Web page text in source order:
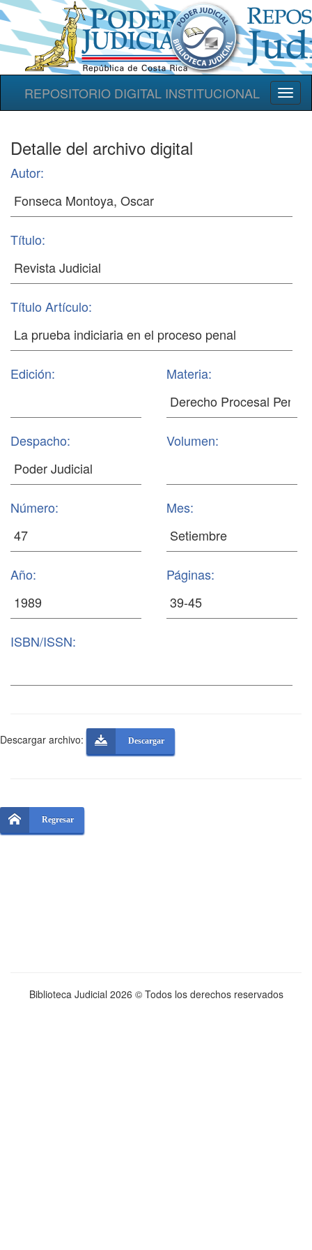
REPOSITORIO DIGITAL INSTITUCIONAL
Detalle del archivo digital
Autor:
Título:
Título Artículo:
Edición: Materia:
Despacho: Volumen:
Número: Mes:
Año: Páginas:
ISBN/ISSN:
Descargar archivo: Descargar
Regresar
Biblioteca Judicial 2026 © Todos los derechos reservados